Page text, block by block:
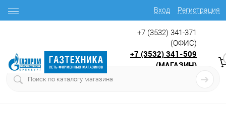
Вход Регистрация
+7 (3532) 341-371
(ОФИС)
+7 (3532) 341-509
(МАГАЗИН)